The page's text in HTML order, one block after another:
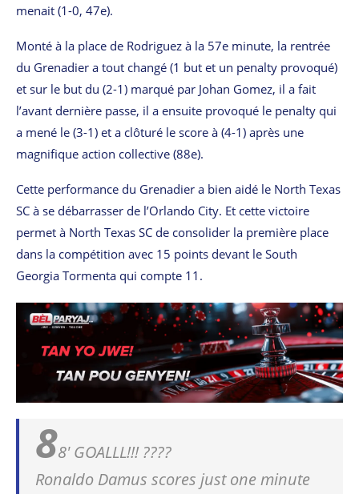
menait (1-0, 47e).
Monté à la place de Rodriguez à la 57e minute, la rentrée
du Grenadier a tout changé (1 but et un penalty provoqué)
et sur le but du (2-1) marqué par Johan Gomez, il a fait
l’avant dernière passe, il a ensuite provoqué le penalty qui
a mené le (3-1) et a clôturé le score à (4-1) après une
magnifique action collective (88e).
Cette performance du Grenadier a bien aidé le North Texas
SC à se débarrasser de l’Orlando City. Et cette victoire
permet à North Texas SC de consolider la première place
dans la compétition avec 15 points devant le South
Georgia Tormenta qui compte 11.
88' GOALLL!!! ????
Ronaldo Damus scores just one minute